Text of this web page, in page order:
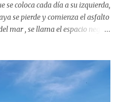
se coloca cada día a su izquierda,
se pierde y comienza el asfalto
mar , se llama el espacio negro
siguiendo el rastro del murmullo.
El miedo que se extiende por
que pasan a su lado casi